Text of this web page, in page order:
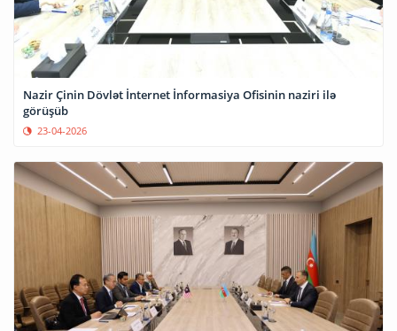
Nazir Çinin Dövlət İnternet İnformasiya Ofisinin naziri ilə
görüşüb
23-04-2026